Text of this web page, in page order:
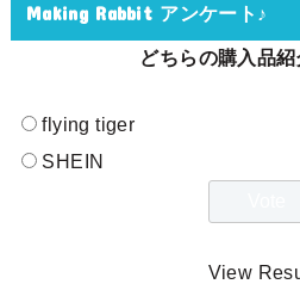
Making Rabbit アンケート♪
どちらの購入品紹
flying tiger
SHEIN
View